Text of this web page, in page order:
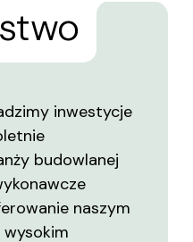
inwestycje
budowlanej
naszym